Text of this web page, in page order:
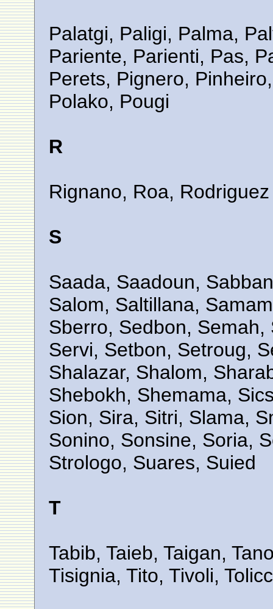
Palatgi, Paligi, Palma,
Pariente, Parienti, Pas,
Perets, Pignero,
Polako, Pougi
R
Rignano, Roa,
S
Saada, Saadoun,
Salom, Saltillana,
Sberro, Sedbon,
Servi, Setbon, Setroug,
Shalazar, Shalom,
Shebokh, Shemama,
Sion, Sira, Sitri, Slama,
Sonino, Sonsine, Soria,
Strologo, Suares, Suied
T
Tabib, Taieb, Taigan,
Tisignia, Tito, Tivoli,